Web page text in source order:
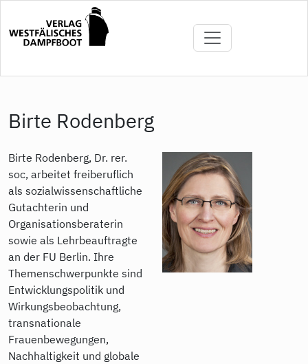
Inhalt
Birte Rodenberg
Birte Rodenberg, Dr. rer.
soc, arbeitet freiberuflich
als sozialwissenschaftliche
Gutachterin und
Organisationsberaterin
sowie als Lehrbeauftragte
an der FU Berlin. Ihre
Themenschwerpunkte sind
Entwicklungspolitik und
Wirkungsbeobachtung,
transnationale
Frauenbewegungen,
Nachhaltigkeit und globale